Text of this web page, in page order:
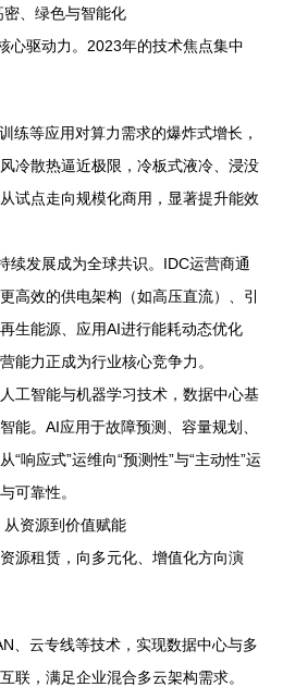
、绿色与智能化
心驱动力。2023年的技术焦点集中
练等应用对算力需求的爆炸式增长，
冷散热逼近极限，冷板式液冷、浸没
试点走向规模化商用，显著提升能效
续发展成为全球共识。IDC运营商通
高效的供电架构（如高压直流）、引
生能源、应用AI进行能耗动态优化
能力正成为行业核心竞争力。
工智能与机器学习技术，数据中心基
能。AI应用于故障预测、容量规划、
“响应式”运维向“预测性”与“主动性”运
可靠性。
资源到价值赋能
源租赁，向多元化、增值化方向演
、云专线等技术，实现数据中心与多
联，满足企业混合多云架构需求。